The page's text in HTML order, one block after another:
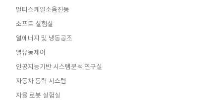
멀티스케일소음진동
소프트 실험실
열에너지 및 냉동공조
열유동제어
인공지능기반 시스템분석 연구실
자동차 동력 시스템
자율 로봇 실험실